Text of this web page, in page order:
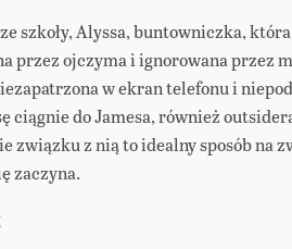
szkoły, Alyssa, buntowniczka,
przez ojczyma i ignorowana przez
w ekran telefonu i
do Jamesa, również
związku z nią to idealny sposób na
zaczyna.